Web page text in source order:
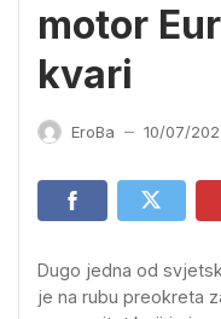
motor
kvari
EroBa — 10/07/
Dugo jedna od
je na rubu preokreta